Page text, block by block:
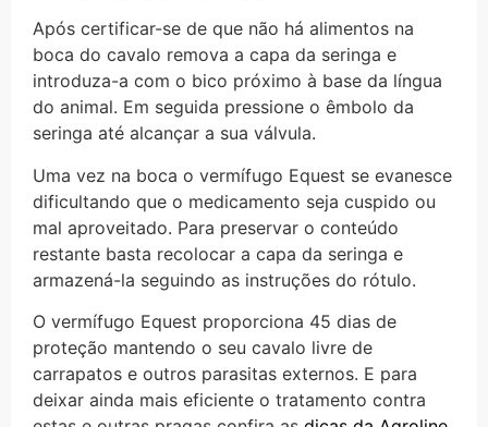
Após certificar-se de que não há alimentos na
boca do cavalo remova a capa da seringa e
introduza-a com o bico próximo à base da língua
do animal. Em seguida pressione o êmbolo da
seringa até alcançar a sua válvula.
Uma vez na boca o vermífugo Equest se evanesce
dificultando que o medicamento seja cuspido ou
mal aproveitado. Para preservar o conteúdo
restante basta recolocar a capa da seringa e
armazená-la seguindo as instruções do rótulo.
O vermífugo Equest proporciona 45 dias de
proteção mantendo o seu cavalo livre de
carrapatos e outros parasitas externos. E para
deixar ainda mais eficiente o tratamento contra